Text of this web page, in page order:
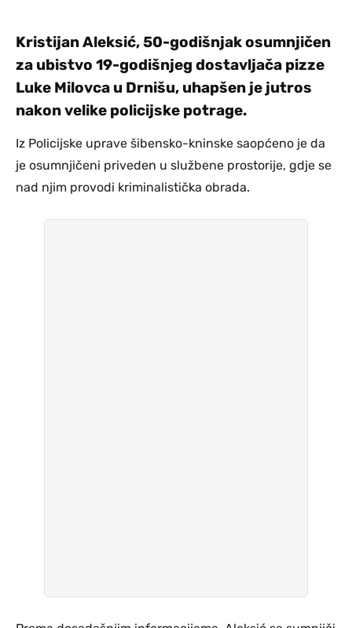
Kristijan Aleksić, 50-godišnjak osumnjičen
za ubistvo 19-godišnjeg dostavljača pizze
Luke Milovca u Drnišu, uhapšen je jutros
nakon velike policijske potrage.
Iz Policijske uprave šibensko-kninske saopćeno je da
je osumnjičeni priveden u službene prostorije, gdje se
nad njim provodi kriminalistička obrada.